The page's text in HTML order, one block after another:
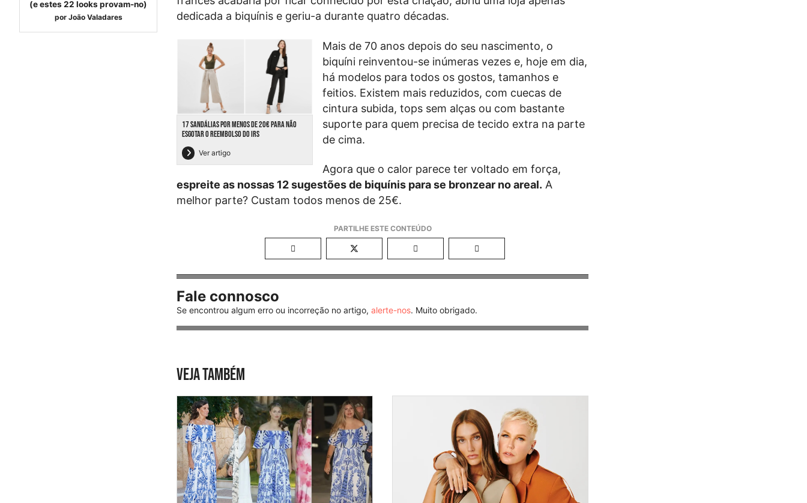
(e estes 22 looks provam-no)
por João Valadares
dedicada a biquínis e geriu-a durante quatro décadas.
17 SANDÁLIAS POR MENOS DE 20€ PARA NÃO
ESGOTAR O REEMBOLSO DO IRS
Ver artigo
Mais de 70 anos depois do seu nascimento, o
biquíni reinventou-se inúmeras vezes e, hoje em dia,
há modelos para todos os gostos, tamanhos e
feitios. Existem mais reduzidos, com cuecas de
cintura subida, tops sem alças ou com bastante
suporte para quem precisa de tecido extra na parte
de cima.
Agora que o calor parece ter voltado em força,
espreite as nossas 12 sugestões de biquínis para se bronzear no areal. A
melhor parte? Custam todos menos de 25€.
Fale connosco
Se encontrou algum erro ou incorreção no artigo,alerte-nos. Muito obrigado.
VEJA TAMBÉM